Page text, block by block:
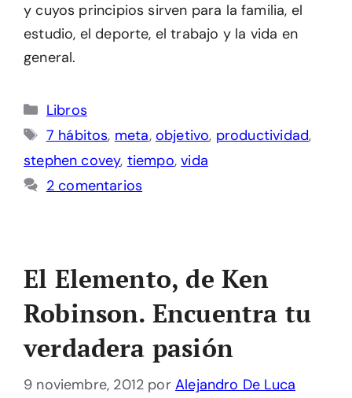
y cuyos principios sirven para la familia, el
estudio, el deporte, el trabajo y la vida en
general.
Categorías
Libros
Etiquetas
7 hábitos, meta, objetivo, productividad,
stephen covey, tiempo,vida
2 comentarios
El Elemento, de Ken
Robinson. Encuentra tu
verdadera pasión
9 noviembre, 2012 por Alejandro De Luca